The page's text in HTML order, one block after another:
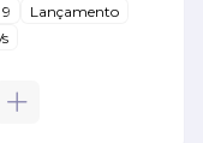
Lançamento